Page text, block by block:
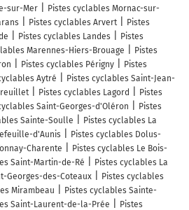
sur-Mer
Pistes cyclables Mornac-sur-
Pistes cyclables Arvert
Pistes
Pistes cyclables Landes
Pistes
Marennes-Hiers-Brouage
Pistes
Pistes cyclables Périgny
Pistes
Aytré
Pistes cyclables Saint-Jean-
Pistes cyclables Lagord
Pistes
Saint-Georges-d'Oléron
Pistes
Sainte-Soulle
Pistes cyclables La
d'Aunis
Pistes cyclables Dolus-
Charente
Pistes cyclables Le Bois-
Saint-Martin-de-Ré
Pistes cyclables La
Georges-des-Coteaux
Pistes cyclables
Mirambeau
Pistes cyclables Sainte-
Saint-Laurent-de-la-Prée
Pistes